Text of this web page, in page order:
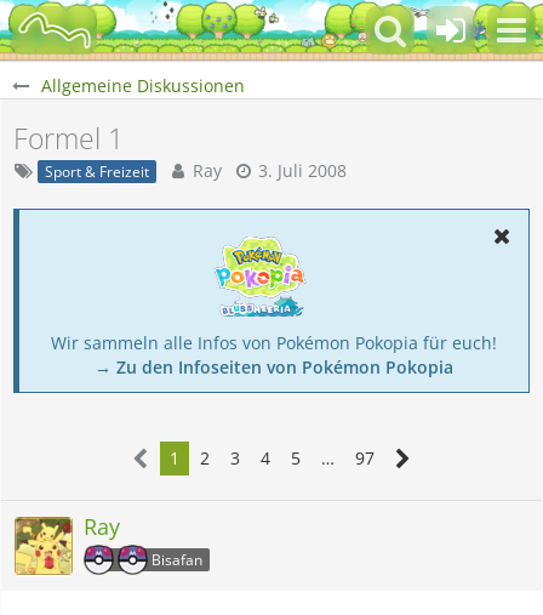
Allgemeine Diskussionen
Formel 1
Sport & Freizeit Ray 3. Juli 2008
Wir sammeln alle Infos von Pokémon Pokopia für euch!
→ Zu den Infoseiten von Pokémon Pokopia
1 2 3 4 5 … 97
Ray
Bisafan